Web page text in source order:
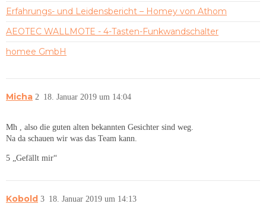
Erfahrungs- und Leidensbericht – Homey von Athom
AEOTEC WALLMOTE - 4-Tasten-Funkwandschalter
homee GmbH
Micha 18. Januar 2019 um 14:04
2
Mh , also die guten alten bekannten Gesichter sind weg.
Na da schauen wir was das Team kann.
5 „Gefällt mir“
Kobold 18. Januar 2019 um 14:13
3